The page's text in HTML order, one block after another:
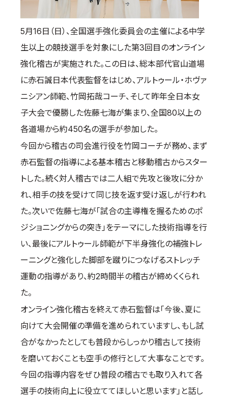
支部からのお知らせ
公式大会
公式記録
入門のご案内
青少年部・保護者の方へ
一般の部・壮年部の方
会員制度
取材のお申し込み
よくある質問
本サイトについて
プライバシーポリシー
サイトマップ
Language
日本語
5月16日（日）、全国選手強化委員会の主催による中学
生以上の競技選手を対象にした第3回目のオンライン
強化稽古が実施された。この日は、総本部代官山道場
に赤石誠日本代表監督をはじめ、アルトゥール・ホヴァ
ニシアン師範、竹岡拓哉コーチ、そして昨年全日本女
子大会で優勝した佐藤七海が集まり、全国80以上の
各道場から約450名の選手が参加した。
今回から稽古の司会進行役を竹岡コーチが務め、まず
赤石監督の指導による基本稽古と移動稽古からスター
トした。続く対人稽古では二人組で先攻と後攻に分か
れ、相手の技を受けて同じ技を返す受け返しが行われ
た。次いで佐藤七海が「試合の主導権を握るためのポ
ジショニングからの突き」をテーマにした技術指導を行
い、最後にアルトゥール師範が下半身強化の補強トレ
ーニングと強化した脚部を蹴りにつなげるストレッチ
運動の指導があり、約2時間半の稽古が締めくくられ
た。
オンライン強化稽古を終えて赤石監督は「今後、夏に
向けて大会開催の準備を進められていますし、もし試
合がなかったとしても普段からしっかり稽古して技術
を磨いておくことも空手の修行として大事なことです。
今回の指導内容をぜひ普段の稽古でも取り入れて各
選手の技術向上に役立ててほしいと思います」と話し